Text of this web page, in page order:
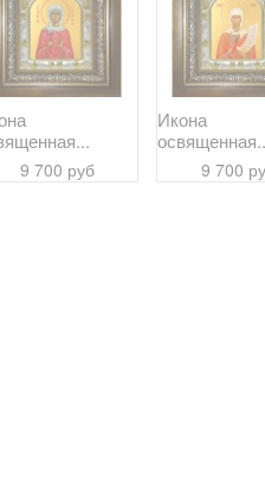
9 700 руб
Икона
9 700